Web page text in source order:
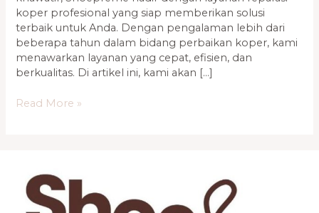
koper profesional yang siap memberikan solusi
terbaik untuk Anda. Dengan pengalaman lebih dari
beberapa tahun dalam bidang perbaikan koper, kami
menawarkan layanan yang cepat, efisien, dan
berkualitas. Di artikel ini, kami akan […]
Read More »